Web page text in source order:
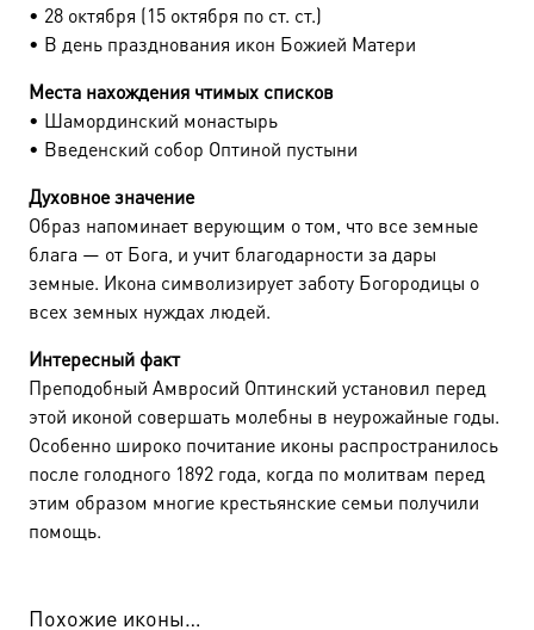
• 28 октября (15 октября по ст. ст.)
• В день празднования икон Божией Матери
Места нахождения чтимых списков
• Шамординский монастырь
• Введенский собор Оптиной пустыни
Духовное значение
Образ напоминает верующим о том, что все земные
блага — от Бога, и учит благодарности за дары
земные. Икона символизирует заботу Богородицы о
всех земных нуждах людей.
Интересный факт
Преподобный Амвросий Оптинский установил перед
этой иконой совершать молебны в неурожайные годы.
Особенно широко почитание иконы распространилось
после голодного 1892 года, когда по молитвам перед
этим образом многие крестьянские семьи получили
помощь.
Похожие иконы…